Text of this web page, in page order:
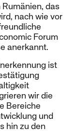
das
nach wie vor
Forum
anerkannt.
ist
wir die
Bereiche
und
hin zu den